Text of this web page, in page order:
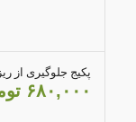
پکیج جلوگیری از
۶۸۰,۰۰۰